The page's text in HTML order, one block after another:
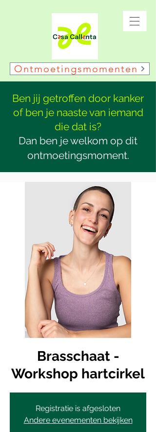
Ontmoetingsmomenten
Ben jij getroffen door kanker
of ben je naaste van iemand
die dat is?
Dan ben je welkom op dit
ontmoetingsmoment.
Brasschaat -
Workshop hartcirkel
Registratie is afgesloten
Andere evenementen bekijken